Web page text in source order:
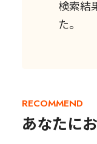
検索結
た。
RECOMMEND
あなたに